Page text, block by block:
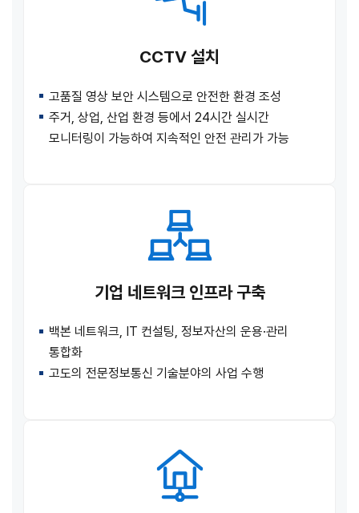
CCTV 설치
고품질 영상 보안 시스템으로 안전한 환경 조성
주거, 상업, 산업 환경 등에서 24시간 실시간
모니터링이 가능하여 지속적인 안전 관리가 가능
기업 네트워크 인프라 구축
백본 네트워크, IT 컨설팅, 정보자산의 운용·관리
통합화
고도의 전문정보통신 기술분야의 사업 수행